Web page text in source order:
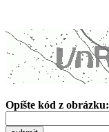
Opíšte kód z obrázku: